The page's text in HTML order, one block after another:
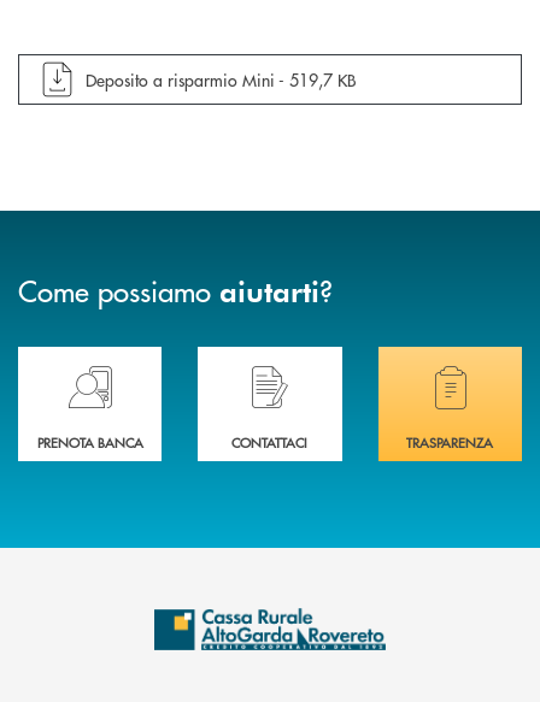
apre documento in una nuova finestra
Deposito a risparmio Mini - 519,7 KB
Come possiamo aiutarti?
Prenota il tuo appuntamento in Filiale direttamente da casa 24h su 24h
PRENOTA BANCA
Hai bisogno di assistenza immediata?
CONTATTACI
Hai bisogno di
TRASPARENZA